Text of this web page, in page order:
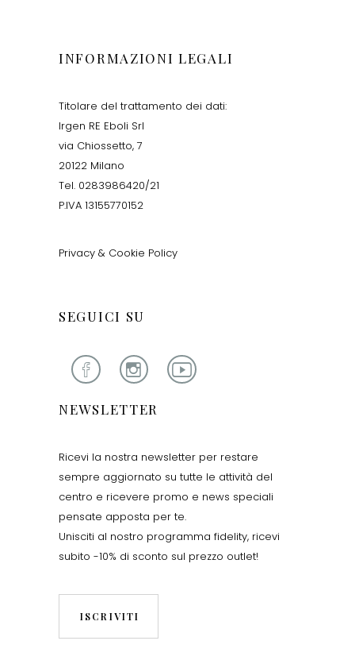
INFORMAZIONI LEGALI
Titolare del trattamento dei dati:
Irgen RE Eboli Srl
via Chiossetto, 7
20122 Milano
Tel. 0283986420/21
P.IVA 13155770152
Privacy & Cookie Policy
SEGUICI SU
NEWSLETTER
Ricevi la nostra newsletter per restare
sempre aggiornato su tutte le attività del
centro e ricevere promo e news speciali
pensate apposta per te.
Unisciti al nostro programma fidelity, ricevi
subito -10% di sconto sul prezzo outlet!
ISCRIVITI